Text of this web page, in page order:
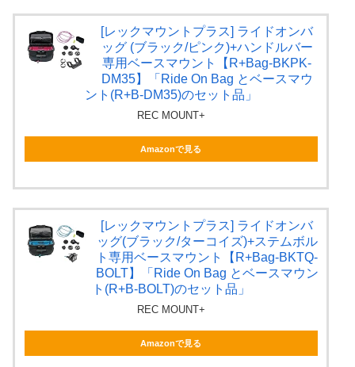
[レックマウントプラス] ライドオンバ
ッグ (ブラック/ピンク)+ハンドルバー
専用ベースマウント【R+Bag-BKPK-
DM35】「Ride On Bag とベースマウ
ント(R+B-DM35)のセット品」
REC MOUNT+
Amazonで見る
[レックマウントプラス] ライドオンバ
ッグ(ブラック/ターコイズ)+ステムボル
ト専用ベースマウント【R+Bag-BKTQ-
BOLT】「Ride On Bag とベースマウン
ト(R+B-BOLT)のセット品」
REC MOUNT+
Amazonで見る